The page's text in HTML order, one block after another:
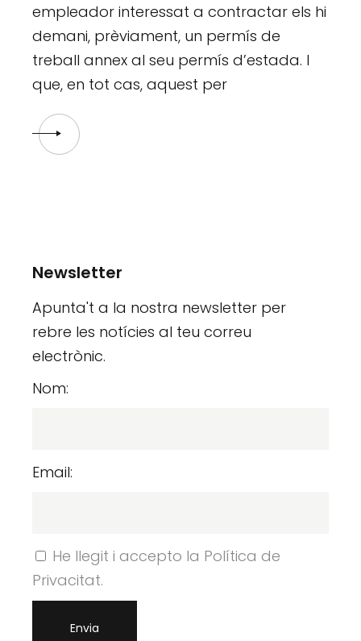
empleador interessat a contractar els hi
demani, prèviament, un permís de
treball annex al seu permís d’estada. I
que, en tot cas, aquest per
Newsletter
Apunta't a la nostra newsletter per
rebre les notícies al teu correu
electrònic.
Nom:
Email:
He llegit i accepto la Política de
Privacitat.